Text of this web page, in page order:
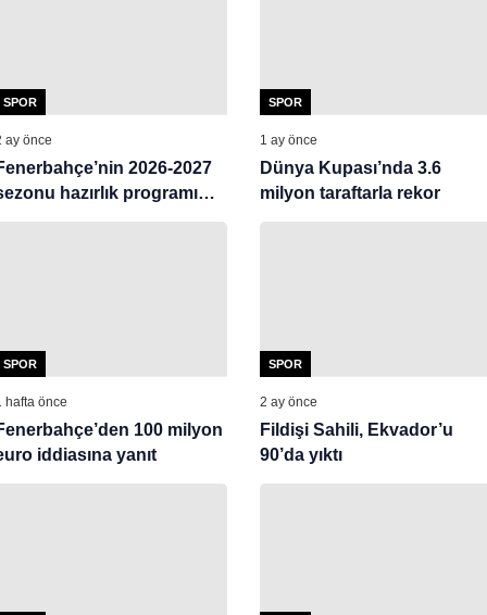
SPOR
ay önce
2026-2027
hazırlık programı
SPOR
1 ay önce
Dünya Kupası’nda 3.6
milyon taraftarla rekor
SPOR
hafta önce
100 milyon
iddiasına yanıt
SPOR
2 ay önce
Fildişi Sahili, Ekvador’u
90’da yıktı